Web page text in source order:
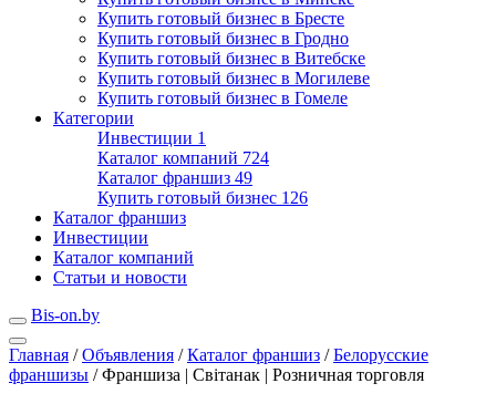
Купить готовый бизнес в Бресте
Купить готовый бизнес в Гродно
Купить готовый бизнес в Витебске
Купить готовый бизнес в Могилеве
Купить готовый бизнес в Гомеле
Категории
Инвестиции 1
Каталог компаний 724
Каталог франшиз 49
Купить готовый бизнес 126
Каталог франшиз
Инвестиции
Каталог компаний
Статьи и новости
Bis-on.by
Главная / Объявления / Каталог франшиз / Белорусские
франшизы /Франшиза | Свiтанак | Розничная торговля